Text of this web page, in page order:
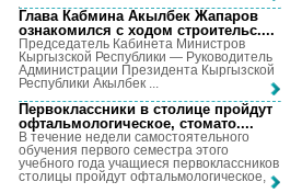
Глава Кабмина Акылбек Жапаров
ознакомился с ходом строительс....
Председатель Кабинета Министров
Кыргызской Республики — Руководитель
Администрации Президента Кыргызской
Республики Акылбек ...
Первоклассники в столице пройдут
офтальмологическое, стомато....
В течение недели самостоятельного
обучения первого семестра этого
учебного года учащиеся первоклассников
столицы пройдут офтальмологическое, ...